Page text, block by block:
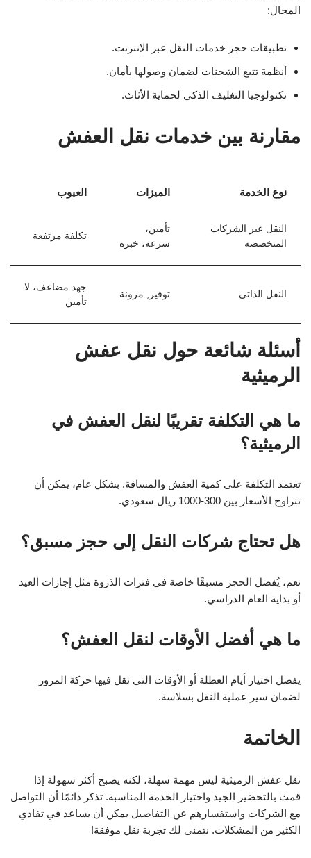
المجال:
تطبيقات حجز خدمات النقل عبر الإنترنت.
أنظمة تتبع الشحنات لضمان وصولها بأمان.
تكنولوجيا التغليف الذكي لحماية الأثاث.
مقارنة بين خدمات نقل العفش
نوع الخدمة الميزات العيوب
النقل عبر الشركات
المتخصصة
تأمين،
سرعة، خبرة
تكلفة مرتفعة
النقل الذاتي توفير, مرونة
جهد مضاعف، لا
تأمين
أسئلة شائعة حول نقل عفش
الرميثية
ما هي التكلفة تقريبًا لنقل العفش في
الرميثية؟
تعتمد التكلفة على كمية العفش والمسافة. بشكل عام، يمكن أن
تتراوح الأسعار بين 300-1000 ريال سعودي.
هل تحتاج شركات النقل إلى حجز مسبق؟
نعم، يُفضل الحجز مسبقًا خاصة في فترات الذروة مثل إجازات العيد
أو بداية العام الدراسي.
ما هي أفضل الأوقات لنقل العفش؟
يفضل اختيار أيام العطلة أو الأوقات التي تقل فيها حركة المرور
لضمان سير عملية النقل بسلاسة.
الخاتمة
نقل عفش الرميثية ليس مهمة سهلة، لكنه يصبح أكثر سهولة إذا
قمت بالتحضير الجيد واختيار الخدمة المناسبة. تذكر دائمًا أن التواصل
مع الشركات واستفسارهم عن التفاصيل يمكن أن يساعد في تفادي
الكثير من المشكلات. نتمنى لك تجربة نقل موفقة!